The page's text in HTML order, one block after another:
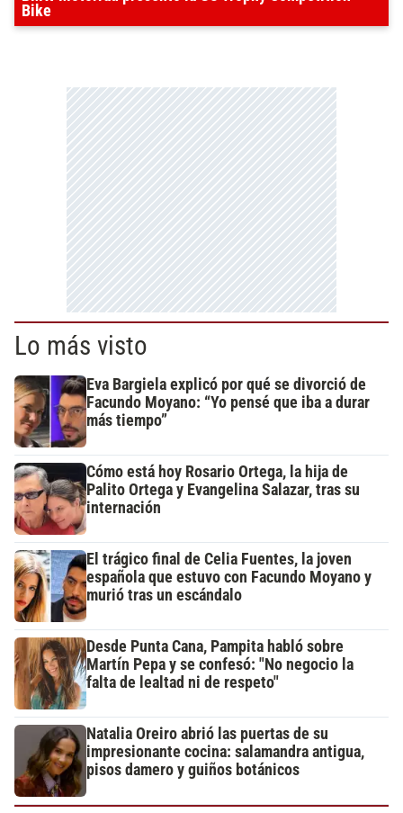
Bike
Lo más visto
Eva Bargiela explicó por qué se divorció de
Facundo Moyano: “Yo pensé que iba a durar
más tiempo”
Cómo está hoy Rosario Ortega, la hija de
Palito Ortega y Evangelina Salazar, tras su
internación
El trágico final de Celia Fuentes, la joven
española que estuvo con Facundo Moyano y
murió tras un escándalo
Desde Punta Cana, Pampita habló sobre
Martín Pepa y se confesó: "No negocio la
falta de lealtad ni de respeto"
Natalia Oreiro abrió las puertas de su
impresionante cocina: salamandra antigua,
pisos damero y guiños botánicos